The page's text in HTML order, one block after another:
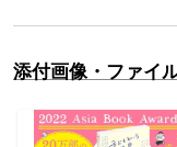
添付画像・ファイ